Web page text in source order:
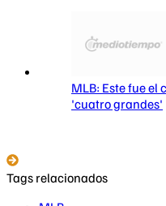
MLB: Este fue el
'cuatro grandes'
Tags relacionados